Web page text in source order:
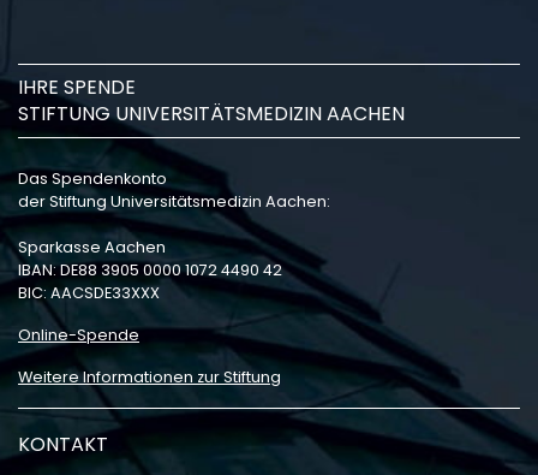
IHRE SPENDE
STIFTUNG UNIVERSITÄTSMEDIZIN AACHEN
Das Spendenkonto
der Stiftung Universitätsmedizin Aachen:
Sparkasse Aachen
IBAN: DE88 3905 0000 1072 4490 42
BIC: AACSDE33XXX
Online-Spende
Weitere Informationen zur Stiftung
KONTAKT